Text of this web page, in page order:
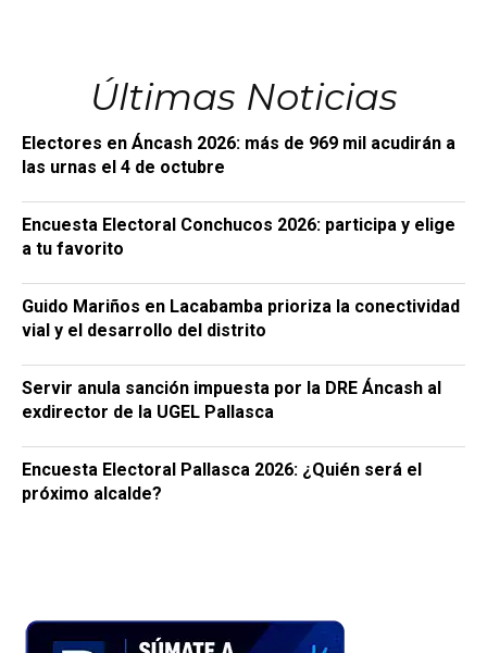
Últimas Noticias
Electores en Áncash 2026: más de 969 mil acudirán a
las urnas el 4 de octubre
Encuesta Electoral Conchucos 2026: participa y elige
a tu favorito
Guido Mariños en Lacabamba prioriza la conectividad
vial y el desarrollo del distrito
Servir anula sanción impuesta por la DRE Áncash al
exdirector de la UGEL Pallasca
Encuesta Electoral Pallasca 2026: ¿Quién será el
próximo alcalde?